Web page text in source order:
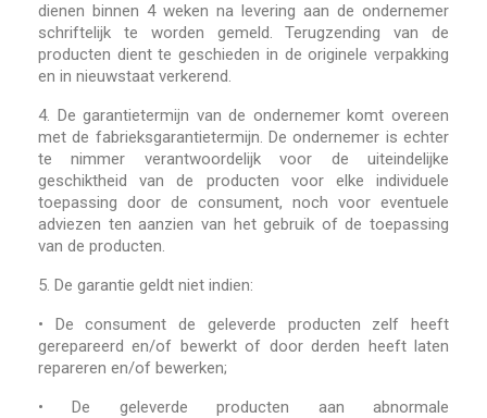
dienen binnen 4 weken na levering aan de ondernemer
schriftelijk te worden gemeld. Terugzending van de
producten dient te geschieden in de originele verpakking
en in nieuwstaat verkerend.
4. De garantietermijn van de ondernemer komt overeen
met de fabrieksgarantietermijn. De ondernemer is echter
te nimmer verantwoordelijk voor de uiteindelijke
geschiktheid van de producten voor elke individuele
toepassing door de consument, noch voor eventuele
adviezen ten aanzien van het gebruik of de toepassing
van de producten.
5. De garantie geldt niet indien:
•
De consument de geleverde producten zelf heeft
gerepareerd en/of bewerkt of door derden heeft laten
repareren en/of bewerken;
•
De geleverde producten aan abnormale